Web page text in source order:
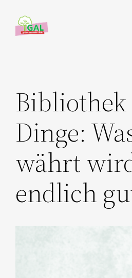
Inhalt
springen
Dinge:
währt
endlich